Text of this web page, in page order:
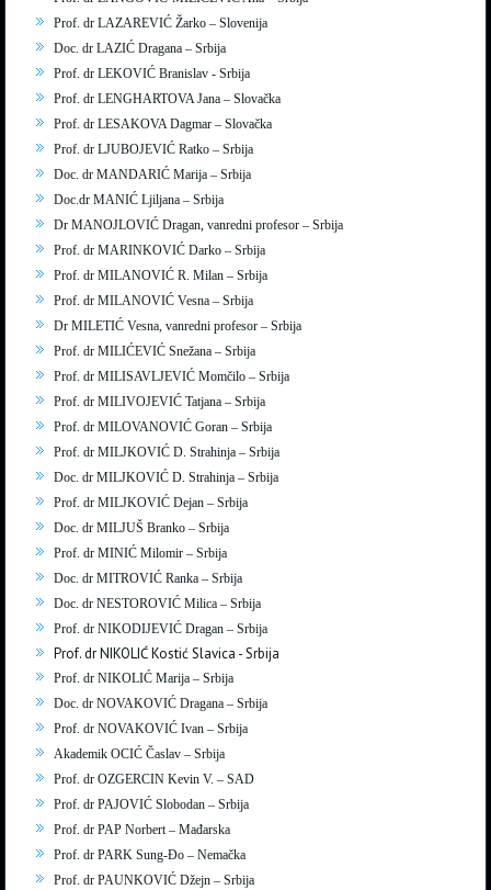
Prof. dr LAZAREVIĆ Žarko – Slovenija
Doc. dr LAZIĆ Dragana – Srbija
Prof. dr LEKOVIĆ Branislav - Srbija
Prof. dr LENGHARTOVA Jana – Slovačka
Prof. dr LESAKOVA Dagmar – Slovačka
Prof. dr LJUBOJEVIĆ Ratko – Srbija
Doc. dr MANDARIĆ Marija – Srbija
Doc.dr MANIĆ Ljiljana – Srbija
Dr MANOJLOVIĆ Dragan, vanredni profesor – Srbija
Prof. dr MARINKOVIĆ Darko – Srbija
Prof. dr MILANOVIĆ R. Milan – Srbija
Prof. dr MILANOVIĆ Vesna – Srbija
Dr MILETIĆ Vesna, vanredni profesor – Srbija
Prof. dr MILIĆEVIĆ Snežana – Srbija
Prof. dr MILISAVLJEVIĆ Momčilo – Srbija
Prof. dr MILIVOJEVIĆ Tatjana – Srbija
Prof. dr MILOVANOVIĆ Goran – Srbija
Prof. dr MILJKOVIĆ D. Strahinja – Srbija
Doc. dr MILJKOVIĆ D. Strahinja – Srbija
Prof. dr MILJKOVIĆ Dejan – Srbija
Doc. dr MILJUŠ Branko – Srbija
Prof. dr MINIĆ Milomir – Srbija
Doc. dr MITROVIĆ Ranka – Srbija
Doc. dr NESTOROVIĆ Milica – Srbija
Prof. dr NIKODIJEVIĆ Dragan – Srbija
Prof. dr NIKOLIĆ Kostić Slavica - Srbija
Prof. dr NIKOLIĆ Marija – Srbija
Doc. dr NOVAKOVIĆ Dragana – Srbija
Prof. dr NOVAKOVIĆ Ivan – Srbija
Akademik OCIĆ Časlav – Srbija
Prof. dr OZGERCIN Kevin V. – SAD
Prof. dr PAJOVIĆ Slobodan – Srbija
Prof. dr PAP Norbert – Mađarska
Prof. dr PARK Sung-Đo – Nemačka
Prof. dr PAUNKOVIĆ Džejn – Srbija